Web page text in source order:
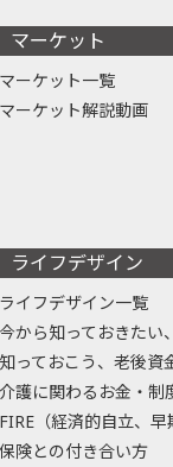
マーケット
マーケット一覧
マーケット解説動画
ライフデザイン
ライフデザイン一覧
今から知っておきたい
知っておこう、老後資
介護に関わるお金・制
FIRE（経済的自立、早
保険との付き合い方